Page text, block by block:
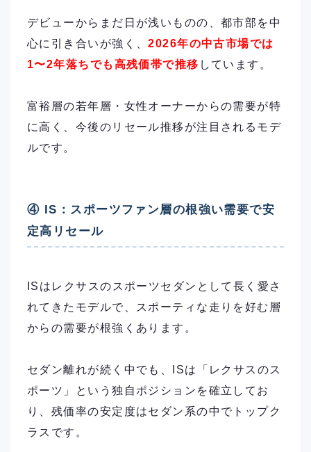
デビューからまだ日が浅いものの、都市部を中
心に引き合いが強く、2026年の中古市場では
1〜2年落ちでも高残価帯で推移 しています。
富裕層の若年層・女性オーナーからの需要が特
に高く、今後のリセール推移が注目されるモデ
ルです。
④ IS：スポーツファン層の根強い需要で安
定高リセール
ISはレクサスのスポーツセダンとして長く愛さ
れてきたモデルで、スポーティな走りを好む層
からの需要が根強くあります。
セダン離れが続く中でも、ISは「レクサスのス
ポーツ」という独自ポジションを確立してお
り、残価率の安定度はセダン系の中でトップク
ラスです。